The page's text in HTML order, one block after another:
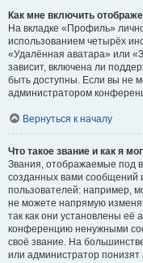
Как мне включить
На вкладке «Профиль»
использованием четырёх
«Удалённая аватара» или
зависит, включена ли
быть доступны. Если вы не
администратором
Вернуться к началу
Что такое звание и как я
Звания, отображаемые под
созданных вами
пользователей: например,
не можете напрямую
так как они установлены её
конференцию ненужными
своё звание. На
или администратор